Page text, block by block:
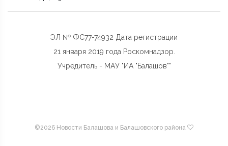
ЭЛ № ФС77-74932 Дата регистрации
21 января 2019 года Роскомнадзор.
Учредитель - МАУ "ИА "Балашов""
©2026 Новости Балашова и Балашовского района